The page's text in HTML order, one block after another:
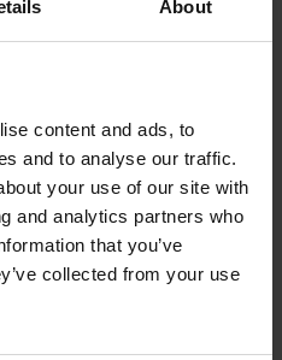
About
content and ads, to
and to analyse our traffic.
your use of our site with
and analytics partners who
that you’ve
collected from your use